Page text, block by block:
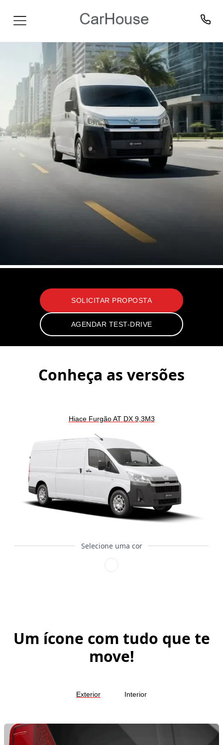
SOLICITAR PROPOSTA
AGENDAR TEST-DRIVE
Conheça as versões
Hiace Furgão AT DX 9,3M3
Selecione uma cor
Um ícone com tudo que te
move!
Exterior Interior